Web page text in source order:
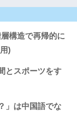
構造で再帰的に
)
とスポーツをす
」は中国語でな